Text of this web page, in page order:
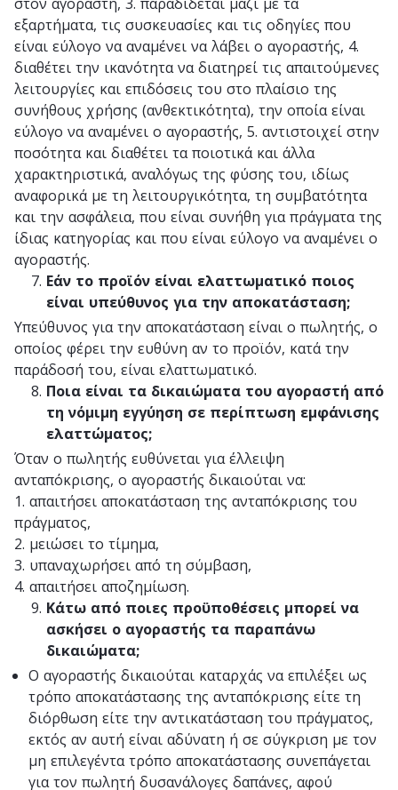
εξαρτήματα, τις συσκευασίες και τις οδηγίες που
είναι εύλογο να αναμένει να λάβει ο αγοραστής, 4.
διαθέτει την ικανότητα να διατηρεί τις απαιτούμενες
λειτουργίες και επιδόσεις του στο πλαίσιο της
συνήθους χρήσης (ανθεκτικότητα), την οποία είναι
εύλογο να αναμένει ο αγοραστής, 5. αντιστοιχεί στην
ποσότητα και διαθέτει τα ποιοτικά και άλλα
χαρακτηριστικά, αναλόγως της φύσης του, ιδίως
αναφορικά με τη λειτουργικότητα, τη συμβατότητα
και την ασφάλεια, που είναι συνήθη για πράγματα της
ίδιας κατηγορίας και που είναι εύλογο να αναμένει ο
αγοραστής.
Εάν το προϊόν είναι ελαττωματικό ποιος
είναι υπεύθυνος για την αποκατάσταση;
Υπεύθυνος για την αποκατάσταση είναι ο πωλητής, ο
οποίος φέρει την ευθύνη αν το προϊόν, κατά την
παράδοσή του, είναι ελαττωματικό.
Ποια είναι τα δικαιώματα του αγοραστή από
τη νόμιμη εγγύηση σε περίπτωση εμφάνισης
ελαττώματος;
Όταν ο πωλητής ευθύνεται για έλλειψη
ανταπόκρισης, ο αγοραστής δικαιούται να:
1. απαιτήσει αποκατάσταση της ανταπόκρισης του
πράγματος,
2. μειώσει το τίμημα,
3. υπαναχωρήσει από τη σύμβαση,
4. απαιτήσει αποζημίωση.
Κάτω από ποιες προϋποθέσεις μπορεί να
ασκήσει ο αγοραστής τα παραπάνω
δικαιώματα;
Ο αγοραστής δικαιούται καταρχάς να επιλέξει ως
τρόπο αποκατάστασης της ανταπόκρισης είτε τη
διόρθωση είτε την αντικατάσταση του πράγματος,
εκτός αν αυτή είναι αδύνατη ή σε σύγκριση με τον
μη επιλεγέντα τρόπο αποκατάστασης συνεπάγεται
για τον πωλητή δυσανάλογες δαπάνες, αφού